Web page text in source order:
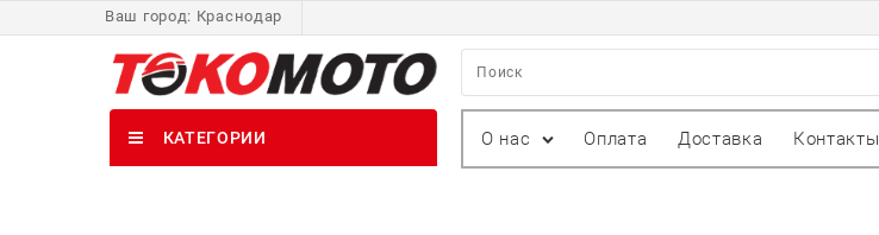
Ваш город: Краснодар
КАТЕГОРИИ О нас Оплата Доставка Контакты